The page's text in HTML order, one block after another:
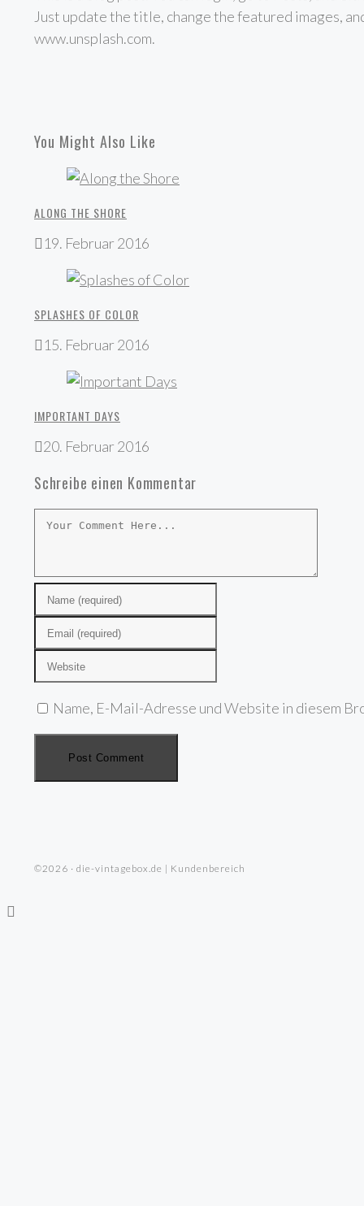
Just update the title, change the featured images,
www.unsplash.com.
You Might Also Like
ALONG THE SHORE
19. Februar 2016
SPLASHES OF COLOR
15. Februar 2016
IMPORTANT DAYS
20. Februar 2016
Schreibe einen Kommentar
Name, E-Mail-Adresse und Website in diesem
©2026 · die-vintagebox.de | Kundenbereich